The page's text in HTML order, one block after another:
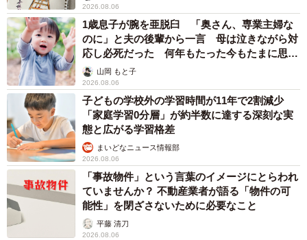
2026.08.06
1歳息子が腕を亜脱臼 「奥さん、専業主婦な
のに」と夫の後輩から一言 母は泣きながら対
応し必死だった 何年もたった今もたまに思い
出し…山岡 もと子
2026.08.06
子どもの学校外の学習時間が11年で2割減少
「家庭学習0分層」が約半数に達する深刻な実
態と広がる学習格差
まいどなニュース情報部
2026.08.06
「事故物件」という言葉のイメージにとらわれ
ていませんか？ 不動産業者が語る「物件の可
能性」を閉ざさないために必要なこと
平藤 清刀
2026.08.06